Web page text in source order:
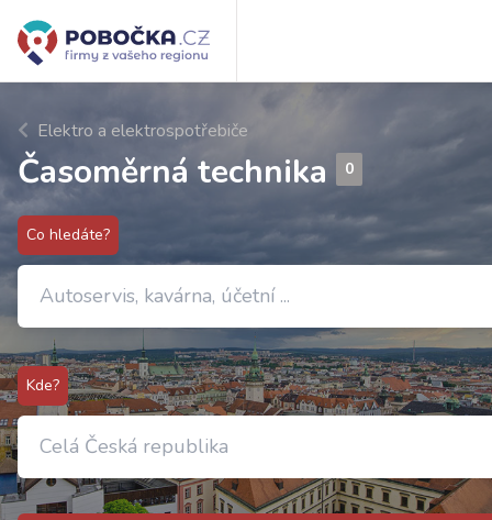
Elektro a elektrospotřebiče
Časoměrná technika 0
Co hledáte?
Kde?